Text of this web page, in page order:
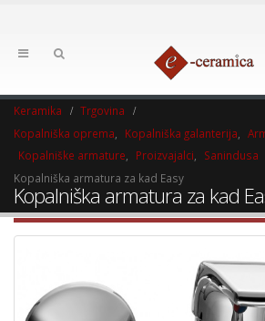
Keramika
Trgovina
Kopalniška oprema
Kopalniška galanterija
Kopalniške armature
Proizvajalci
Sanindusa
Kopalniška armatura za kad Easy
Kopalniška armatura za kad